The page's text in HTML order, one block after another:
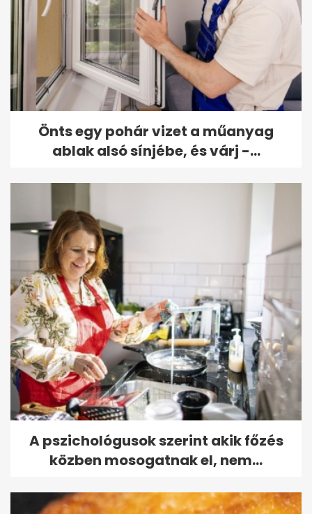
Önts egy pohár vizet a műanyag
ablak alsó sínjébe, és várj -...
A pszichológusok szerint akik főzés
közben mosogatnak el, nem...